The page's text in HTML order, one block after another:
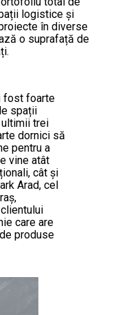
logistice și
în diverse
o suprafață de
fost foarte
spații
trei
dornici să
pentru a
vine atât
cât și
Arad, cel
care are
produse